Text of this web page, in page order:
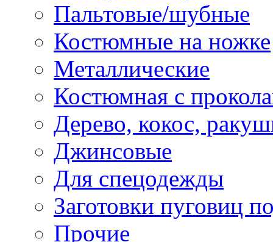
Пальтовые/шубные
Костюмные на ножке
Металлические
Костюмная с
Дерево, кокос,
Джинсовые
Для спецодежды
Заготовки пуговиц
Прочие